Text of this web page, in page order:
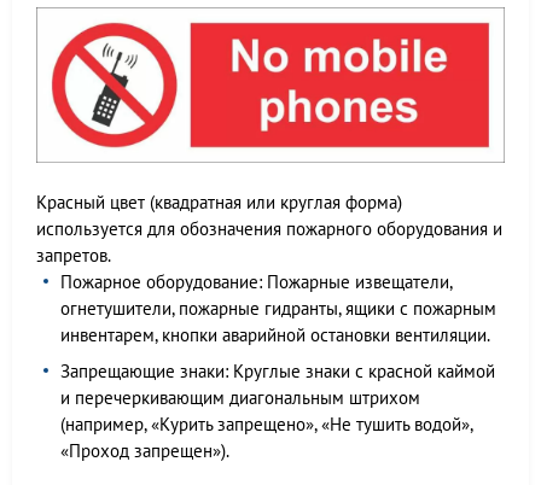
Красный цвет (квадратная или круглая форма)
используется для обозначения пожарного оборудования и
запретов.
Пожарное оборудование: Пожарные извещатели,
огнетушители, пожарные гидранты, ящики с пожарным
инвентарем, кнопки аварийной остановки вентиляции.
Запрещающие знаки: Круглые знаки с красной каймой
и перечеркивающим диагональным штрихом
(например, «Курить запрещено», «Не тушить водой»,
«Проход запрещен»).